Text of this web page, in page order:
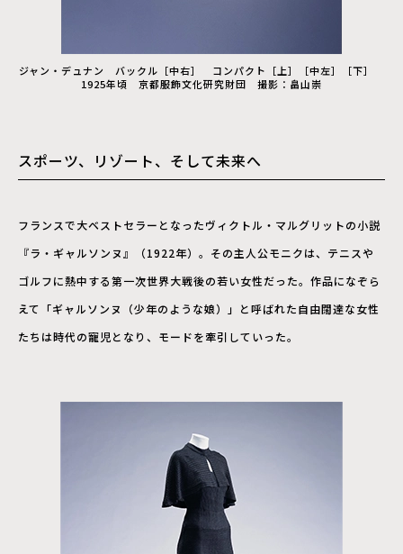
ジャン・デュナン バックル［中右］ コンパクト［上］［中左］［下］
1925年頃 京都服飾文化研究財団 撮影：畠山崇
スポーツ、リゾート、そして未来へ
フランスで大ベストセラーとなったヴィクトル・マルグリットの小説
『ラ・ギャルソンヌ』（1922年）。その主人公モニクは、テニスや
ゴルフに熱中する第一次世界大戦後の若い女性だった。作品になぞら
えて「ギャルソンヌ（少年のような娘）」と呼ばれた自由闊達な女性
たちは時代の寵児となり、モードを牽引していった。